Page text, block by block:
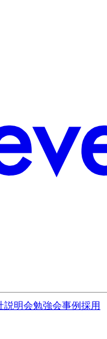
説明会勉強会事例採用